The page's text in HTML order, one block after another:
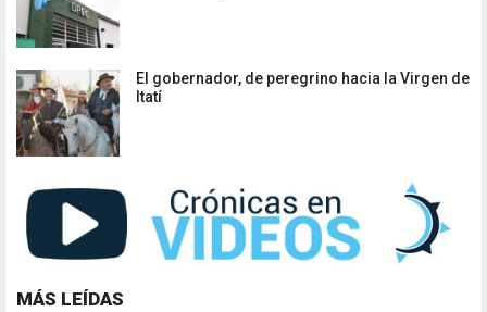
El gobernador, de peregrino hacia la Virgen de
Itatí
MÁS LEÍDAS